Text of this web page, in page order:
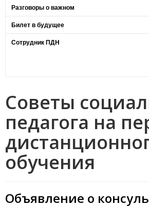
Разговоры о важном
Билет в будущее
Сотрудник ПДН
Советы
педагога на
обучения
Объявление о